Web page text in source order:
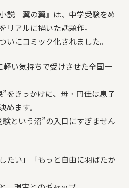
説『翼の翼』は、中学受験をめ
リアルに描いた話題作。
いにコミック化されました。
い気持ちで受けさせた全国一
をきっかけに、母・円佳は息子
めます。
験という沼”の入口にすぎません
たい」「もっと自由に羽ばたか